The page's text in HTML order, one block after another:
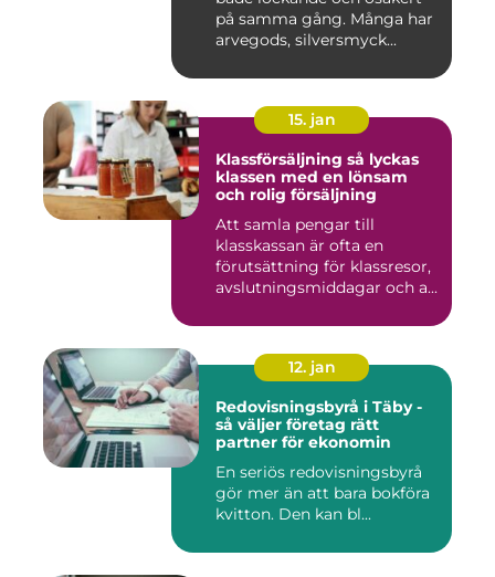
på samma gång. Många har
arvegods, silversmyck...
15. jan
Klassförsäljning så lyckas
klassen med en lönsam
och rolig försäljning
Att samla pengar till
klasskassan är ofta en
förutsättning för klassresor,
avslutningsmiddagar och a...
12. jan
Redovisningsbyrå i Täby -
så väljer företag rätt
partner för ekonomin
En seriös redovisningsbyrå
gör mer än att bara bokföra
kvitton. Den kan bl...